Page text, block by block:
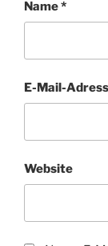
Name*
E-Mail-
Website